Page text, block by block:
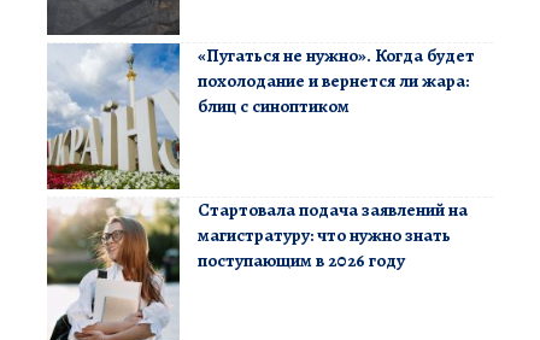
«Пугаться не нужно». Когда будет
похолодание и вернется ли жара:
блиц с синоптиком
Стартовала подача заявлений на
магистратуру: что нужно знать
поступающим в 2026 году